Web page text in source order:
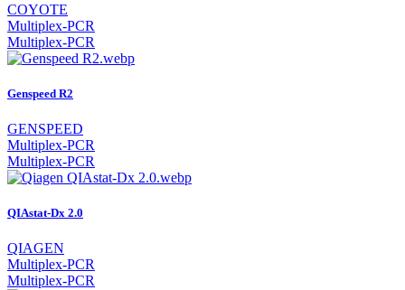
COYOTE
Multiplex-PCR
Multiplex-PCR
Genspeed R2
GENSPEED
Multiplex-PCR
Multiplex-PCR
QIAstat-Dx 2.0
QIAGEN
Multiplex-PCR
Multiplex-PCR